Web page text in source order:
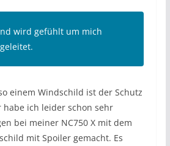
wird gefühlt um mich
einem Windschild ist der Schutz
habe ich leider schon sehr
bei meiner NC750 X mit dem
mit Spoiler gemacht. Es